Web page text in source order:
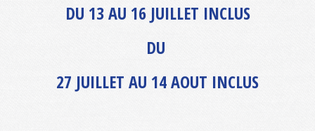
DU 13 AU 16 JUILLET INCLUS
DU
27 JUILLET AU 14 AOUT INCLUS